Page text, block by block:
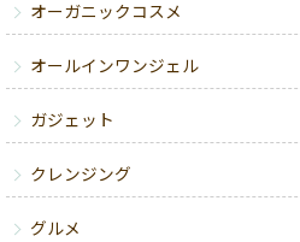
オーガニックコスメ
オールインワンジェル
ガジェット
クレンジング
グルメ